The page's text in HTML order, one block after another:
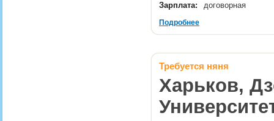
Зарплата: договорная
Подробнее
Требуется няня
Харьков,